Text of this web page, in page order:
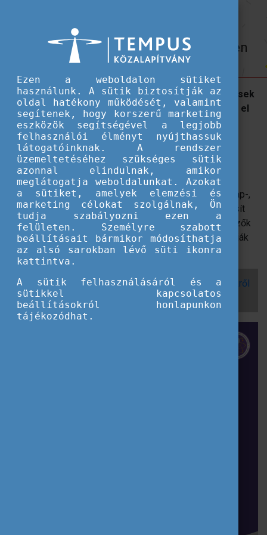
Thaiföldi egyetemek ösztöndíj-
lehetőségei a 2024/2025-ös tanévben
Csereprogramok, alap-, mester-, és doktori képzések
számos tanulmányi területen ösztöndíjjal érhetőek el
külföldi hallgatók számára.
A thaiföldi Felsőoktatási, Tudományos és Kutatási
Minisztérium, szorosan együttműködve thaiföldi
egyetemekkel, ösztöndíjat ajánl fel külföldi hallgatók
számára. A „Thailand Scholarship” ösztöndíjprogram alap-,
mester-, valamint doktori képzésekben egyaránt biztosít
részvételi lehetőséget a 2024-es tanévben. A jelentkezők
közvetlenül a fogadóintézményhez, egyetemhez adhatják
be jelentkezésüket.
További részletek a thaiföldi ösztöndíj-lehetőségekről
megtalálhatóak a brossúrában.
Ezen a weboldalon sütiket
használunk. A sütik biztosítják az
oldal hatékony működését, valamint
segítenek, hogy korszerű marketing
eszközök segítségével a legjobb
felhasználói élményt nyújthassuk
látogatóinknak. A rendszer
üzemeltetéséhez szükséges sütik
azonnal elindulnak, amikor
meglátogatja weboldalunkat. Azokat
a sütiket, amelyek elemzési és
marketing célokat szolgálnak, Ön
tudja szabályozni ezen a
felületen. Személyre szabott
beállításait bármikor módosíthatja
az alsó sarokban lévő süti ikonra
kattintva.
A sütik felhasználásáról és a
sütikkel kapcsolatos
beállításokról honlapunkon
tájékozódhat.